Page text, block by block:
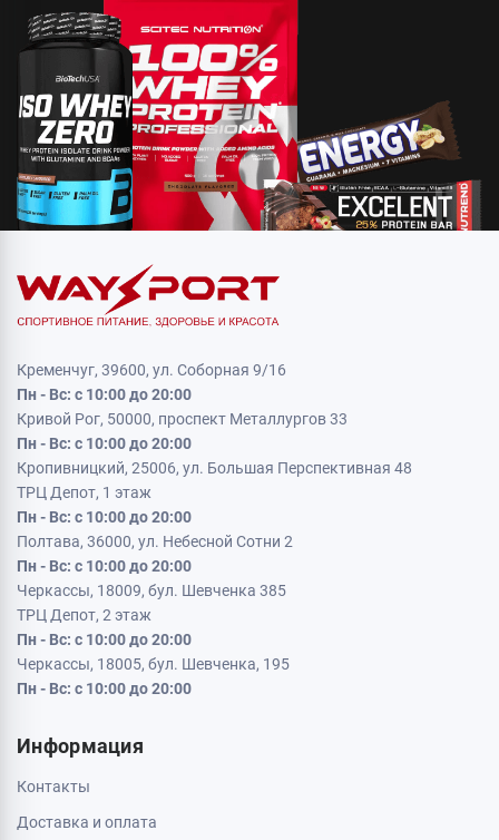
Кременчуг, 39600, ул. Соборная 9/16
Пн - Вс: с 10:00 до 20:00
Кривой Рог, 50000, проспект Металлургов 33
Пн - Вс: с 10:00 до 20:00
Кропивницкий, 25006, ул. Большая Перспективная 48
ТРЦ Депот, 1 этаж
Пн - Вс: с 10:00 до 20:00
Полтава, 36000, ул. Небесной Сотни 2
Пн - Вс: с 10:00 до 20:00
Черкассы, 18009, бул. Шевченка 385
ТРЦ Депот, 2 этаж
Пн - Вс: с 10:00 до 20:00
Черкассы, 18005, бул. Шевченка, 195
Пн - Вс: с 10:00 до 20:00
Информация
Контакты
Доставка и оплата